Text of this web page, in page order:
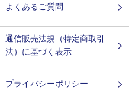
よくあるご質問
通信販売法規（特定商取引
法）に基づく表示
プライバシーポリシー